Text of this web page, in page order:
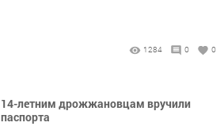
1284 0 0
14-летним дрожжановцам вручили
паспорта